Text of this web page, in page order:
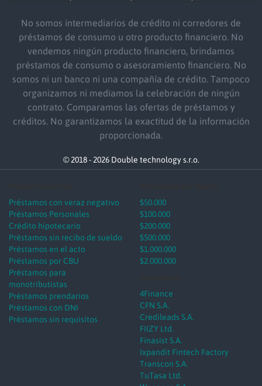
No somos intermediarios de crédito ni corredores de
préstamos de consumo u otro producto financiero. No
vendemos ningún producto financiero, brindamos
préstamos de consumo o asesoramiento financiero. No
somos ni un banco ni una compañía de crédito. Tampoco
organizamos ni mediamos la celebración de ningún
contrato. Comparamos las ofertas de préstamos y
créditos. No garantizamos la exactitud de la información
proporcionada.
© 2018 - 2026 Double technology s.r.o.
Préstamos con veraz negativo
Préstamos Personales
Crédito hipotecario
Préstamos sin recibo de sueldo
Préstamos en el acto
Préstamos por CBU
Préstamos para
monotributistas
Préstamos prendarios
Préstamos con DNI
Préstamos sin requisitos
$50.000
$100.000
$200.000
$500.000
$1.000.000
$2.000.000
4Finance
CFN S.A.
Credileads S.A.
FIIZY Ltd.
Finasist S.A.
Ixpandit Fintech Factory
Transcon S.A.
TuTasa Ltd.